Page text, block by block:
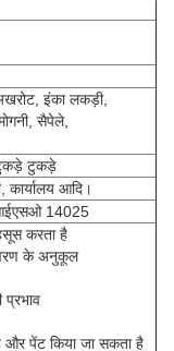
इंका लकड़ी,
सैपेले,
टुकड़े टुकड़े
कार्यालय आदि।
14025
करता है
के अनुकूल
प्रभाव
और पेंट किया जा सकता है